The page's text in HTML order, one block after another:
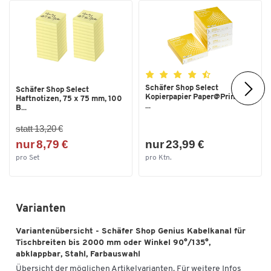
Schäfer Shop Select
Haftnotizen, 75 x 75 mm, 100
B...
statt 13,20 €
nur 8,79 €
pro Set
Schäfer Shop Select
Kopierpapier Paper@Print, DIN
...
nur 23,99 €
pro Ktn.
Varianten
Variantenübersicht - Schäfer Shop Genius Kabelkanal für
Tischbreiten bis 2000 mm oder Winkel 90°/135°,
abklappbar, Stahl, Farbauswahl
Übersicht der möglichen Artikelvarianten. Für weitere Infos